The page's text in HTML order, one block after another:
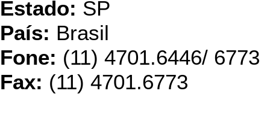
Estado: SP
País: Brasil
Fone: (11) 4701.6446/ 6773
Fax: (11) 4701.6773